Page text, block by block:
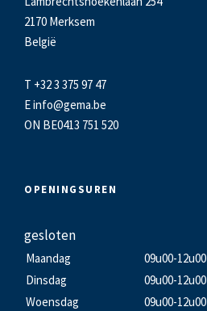
2170 Merksem
België
T +32 3 375 97 47
Einfo@gema.be
ON BE0413 751 520
OPENINGSUREN
gesloten
Maandag 09u00-12u00
Dinsdag
09u00-12u00
Woensdag
09u00-12u00